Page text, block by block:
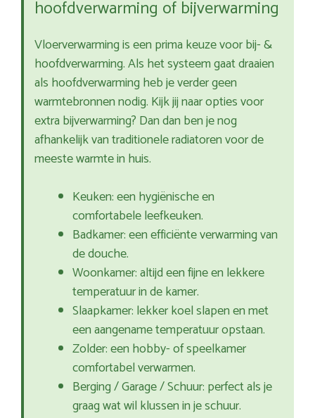
hoofdverwarming of bijverwarming
Vloerverwarming is een prima keuze voor bij- &
hoofdverwarming. Als het systeem gaat draaien
als hoofdverwarming heb je verder geen
warmtebronnen nodig. Kijk jij naar opties voor
extra bijverwarming? Dan dan ben je nog
afhankelijk van traditionele radiatoren voor de
meeste warmte in huis.
Keuken: een hygiënische en
comfortabele leefkeuken.
Badkamer: een efficiënte verwarming van
de douche.
Woonkamer: altijd een fijne en lekkere
temperatuur in de kamer.
Slaapkamer: lekker koel slapen en met
een aangename temperatuur opstaan.
Zolder: een hobby- of speelkamer
comfortabel verwarmen.
Berging / Garage / Schuur: perfect als je
graag wat wil klussen in je schuur.